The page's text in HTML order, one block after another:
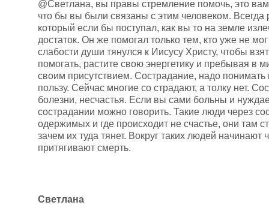
@Светлана, вы правы стремление помочь, это
что бы вы были связаны с этим человеком. Всегда
который если бы поступал, как вы то на земле
достаток. Он же помогал только тем, кто уже не
слабости души тянулся к Иисусу Христу, чтобы
помогать, растите свою энергетику и пребывая в
своим присутствием. Сострадание, надо понимать
пользу. Сейчас многие со страдают, а толку нет.
болезни, несчастья. Если вы сами больны и
сострадании можно говорить. Такие люди через
одержимых и где происходит не счастье, они там
зачем их туда тянет. Вокруг таких людей
притягивают смерть.
Светлана